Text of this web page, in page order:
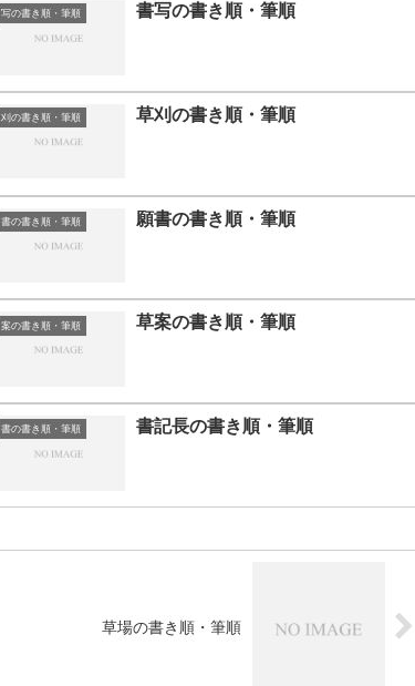
写の書き順・筆順 書写の書き順・筆順
刈の書き順・筆順 草刈の書き順・筆順
書の書き順・筆順 願書の書き順・筆順
案の書き順・筆順 草案の書き順・筆順
書の書き順・筆順 書記長の書き順・筆順
草場の書き順・筆順